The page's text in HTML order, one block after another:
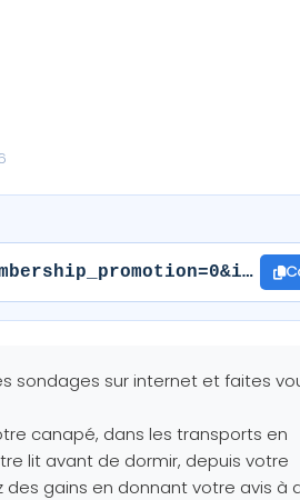
sondages sur internet et faites
canapé, dans les transports en
lit avant de dormir, depuis votre
gains en donnant votre avis à